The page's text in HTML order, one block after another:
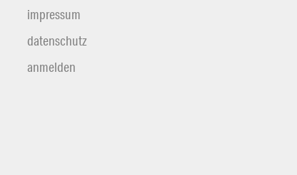
impressum
datenschutz
anmelden